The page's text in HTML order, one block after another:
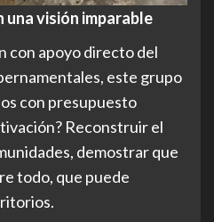
una visión imparable
con apoyo directo del
este grupo
con presupuesto
Reconstruir el
demostrar que
todo, que puede